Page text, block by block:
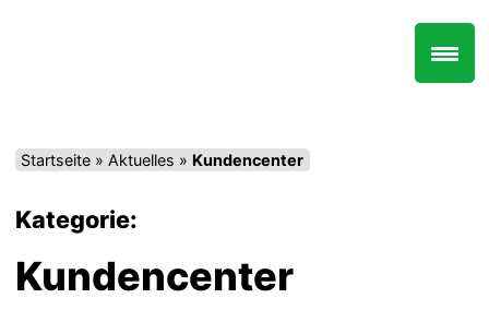
Startseite » Aktuelles » Kundencenter
Kategorie:
Kundencenter